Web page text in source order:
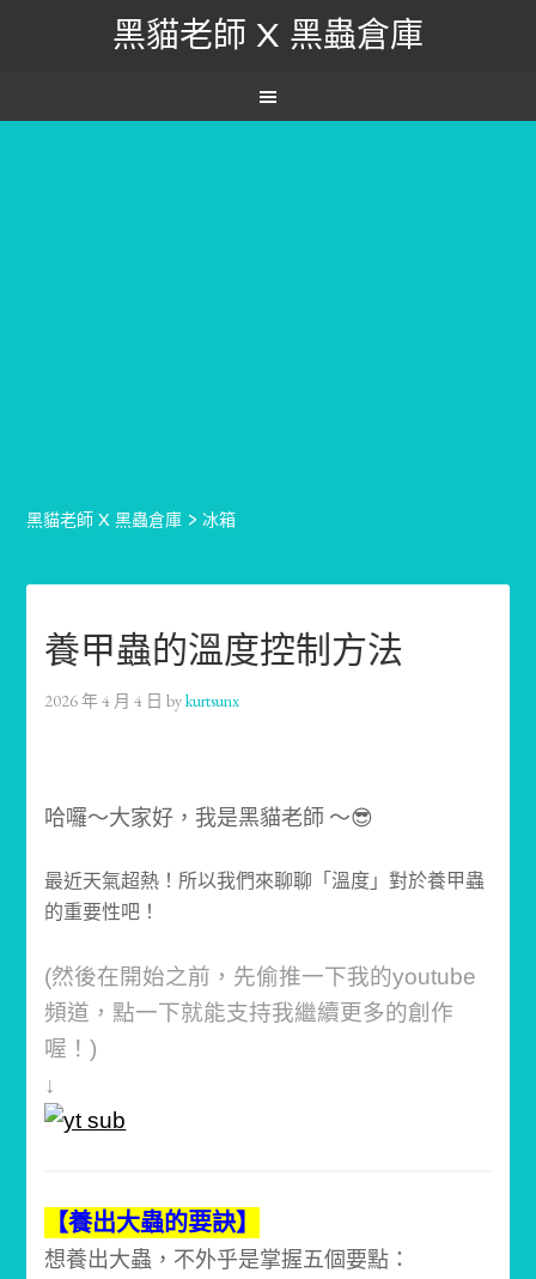
黑貓老師 X 黑蟲倉庫
黑貓老師 X 黑蟲倉庫 >冰箱
養甲蟲的溫度控制方法
2026 年 4 月 4 日 bykurtsunx
哈囉～大家好，我是黑貓老師 ～😎
最近天氣超熱！所以我們來聊聊「溫度」對於養甲蟲
的重要性吧！
(然後在開始之前，先偷推一下我的youtube
頻道，點一下就能支持我繼續更多的創作
喔！)
↓
【養出大蟲的要訣】
想養出大蟲，不外乎是掌握五個要點：